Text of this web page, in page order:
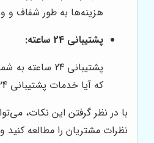
هزینه‌ها به طور شفاف و
پشتیبانی 24 ساعته:
پشتیبانی
که آیا خدمات پشتیبانی 24 ساعته ارائه می‌دهند و شماره تماس‌های اضطراری را دریافت کنید.
با در نظر گرفتن این نکات،
نظرات مشتریان را مطالعه کنید